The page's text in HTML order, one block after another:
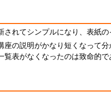
されてシンプルになり、表紙の
の説明がかなり短くなって
表がなくなったのは致命的で